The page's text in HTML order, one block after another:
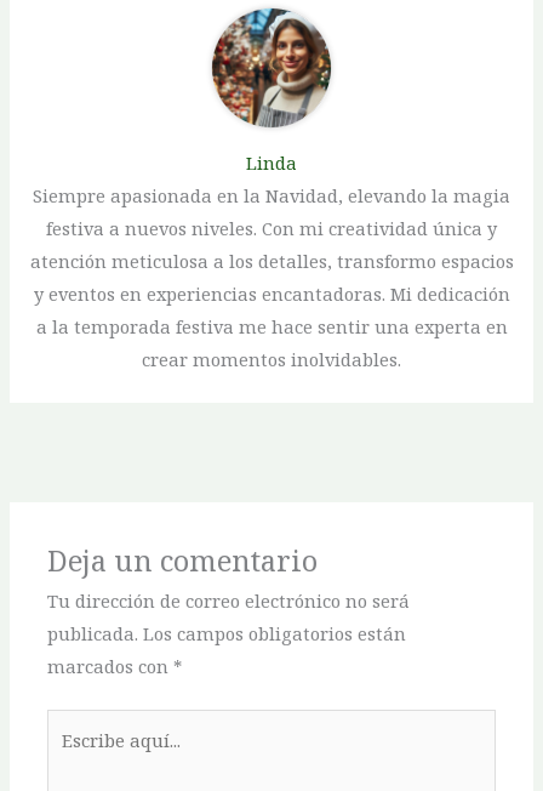
Linda
Siempre apasionada en la Navidad, elevando la magia
festiva a nuevos niveles. Con mi creatividad única y
atención meticulosa a los detalles, transformo espacios
y eventos en experiencias encantadoras. Mi dedicación
a la temporada festiva me hace sentir una experta en
crear momentos inolvidables.
Deja un comentario
Tu dirección de correo electrónico no será
publicada. Los campos obligatorios están
marcados con *